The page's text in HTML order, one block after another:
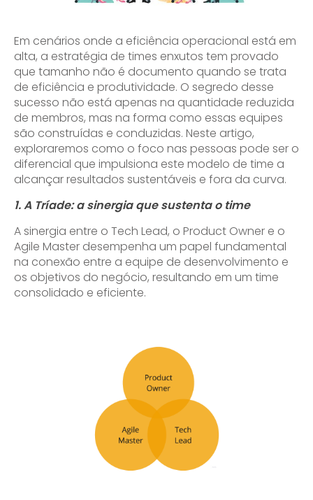
Em cenários onde a eficiência operacional está em
alta, a estratégia de times enxutos tem provado
que tamanho não é documento quando se trata
de eficiência e produtividade. O segredo desse
sucesso não está apenas na quantidade reduzida
de membros, mas na forma como essas equipes
são construídas e conduzidas. Neste artigo,
exploraremos como o foco nas pessoas pode ser o
diferencial que impulsiona este modelo de time a
alcançar resultados sustentáveis e fora da curva.
1. A Tríade: a sinergia que sustenta o time
A sinergia entre o Tech Lead, o Product Owner e o
Agile Master desempenha um papel fundamental
na conexão entre a equipe de desenvolvimento e
os objetivos do negócio, resultando em um time
consolidado e eficiente.